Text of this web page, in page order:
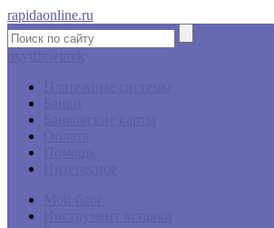
rapidaonline.ru